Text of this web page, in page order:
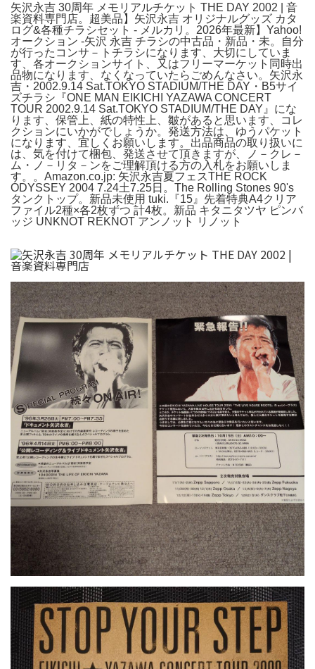
矢沢永吉 30周年 メモリアルチケット THE DAY 2002 | 音
楽資料専門店。超美品】矢沢永吉 オリジナルグッズ カタ
ログ&各種チラシセット - メルカリ。2026年最新】Yahoo!
オークション -矢沢 永吉 チラシの中古品・新品・未。自分
が行ったコンサ－トチラシになります、大切にしていま
す、各オークションサイト、又はフリーマーケット同時出
品物になります、なくなっていたらごめんなさい。矢沢永
吉・2002.9.14 Sat.TOKYO STADIUM/THE DAY・B5サイ
ズチラシ『ONE MAN EIKICHI YAZAWA CONCERT
TOUR 2002.9.14 Sat.TOKYO STADIUM/THE DAY』にな
ります、保管上、紙の特性上、皺があると思います、コレ
クションにいかがでしょうか。発送方法は、ゆうパケット
になります、宜しくお願いします。出品商品の取り扱いに
は、気を付けて梱包、発送させて頂きますが、ノ－クレ－
ム・ノ－リタ－ンをご理解頂ける方の入札をお願いしま
す。。Amazon.co.jp: 矢沢永吉夏フェスTHE ROCK
ODYSSEY 2004 7.24土7.25日。The Rolling Stones 90's
タンクトップ。新品未使用 tuki.『15』先着特典A4クリア
ファイル2種×各2枚ずつ 計4枚。新品 キタニタツヤ ピンバ
ッジ UNKNOT REKNOT アンノット リノット